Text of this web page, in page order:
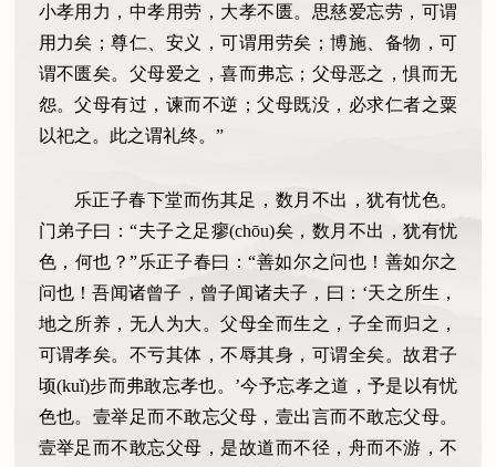
小孝用力，中孝用劳，大孝不匮。思慈爱忘劳，可谓
用力矣；尊仁、安义，可谓用劳矣；博施、备物，可
谓不匮矣。父母爱之，喜而弗忘；父母恶之，惧而无
怨。父母有过，谏而不逆；父母既没，必求仁者之粟
以祀之。此之谓礼终。”
乐正子春下堂而伤其足，数月不出，犹有忧色。
门弟子曰：“夫子之足瘳(chōu)矣，数月不出，犹有忧
色，何也？”乐正子春曰：“善如尔之问也！善如尔之
问也！吾闻诸曾子，曾子闻诸夫子，曰：‘天之所生，
地之所养，无人为大。父母全而生之，子全而归之，
可谓孝矣。不亏其体，不辱其身，可谓全矣。故君子
顷(kuǐ)步而弗敢忘孝也。’今予忘孝之道，予是以有忧
色也。壹举足而不敢忘父母，壹出言而不敢忘父母。
壹举足而不敢忘父母，是故道而不径，舟而不游，不